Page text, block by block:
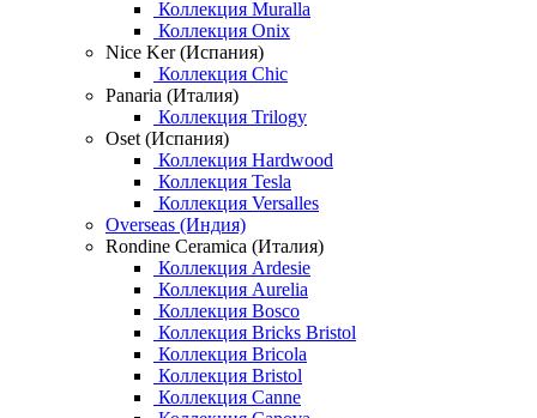
Коллекция Muralla
Коллекция Onix
Nice Ker (Испания)
Коллекция Chic
Panaria (Италия)
Коллекция Trilogy
Oset (Испания)
Коллекция Hardwood
Коллекция Tesla
Коллекция Versalles
Overseas (Индия)
Rondine Ceramica (Италия)
Коллекция Ardesie
Коллекция Aurelia
Коллекция Bosco
Коллекция Bricks Bristol
Коллекция Bricola
Коллекция Bristol
Коллекция Canne